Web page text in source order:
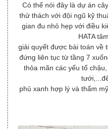
Có thể nói đây là dự án
thử thách với đội ngũ kỹ
gian đu nhỏ hẹp với điều
HATA
giải quyết được bài toán về
đứng liên tục từ tầng 7
thỏa mãn các yếu tố
phủ xanh hợp lý và